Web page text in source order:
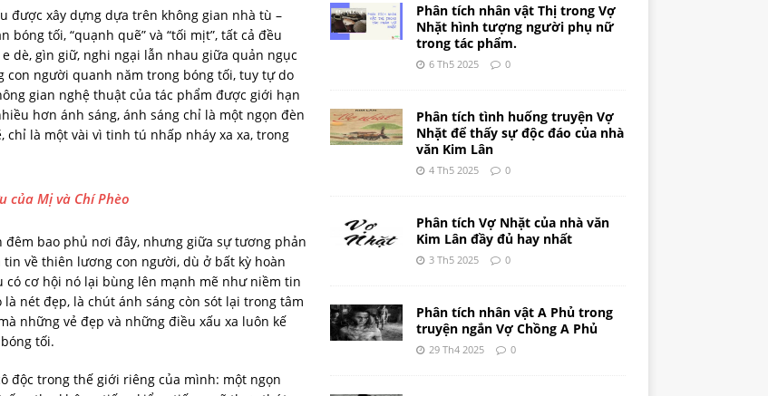
được xây dựng dựa trên không gian nhà tù –
bóng tối, “quạnh quẽ” và “tối mịt”, tất cả đều
dè, gìn giữ, nghi ngại lẫn nhau giữa quản ngục
người quanh năm trong bóng tối, tuy tự do
gian nghệ thuật của tác phẩm được giới hạn
hơn ánh sáng, ánh sáng chỉ là một ngọn đèn
là một vài vì tinh tú nhấp nháy xa xa, trong
của Mị và Chí Phèo
bao phủ nơi đây, nhưng giữa sự tương phản
về thiên lương con người, dù ở bất kỳ hoàn
có cơ hội nó lại bùng lên mạnh mẽ như niềm tin
nét đẹp, là chút ánh sáng còn sót lại trong tâm
những vẻ đẹp và những điều xấu xa luôn kế
tối.
độc trong thế giới riêng của mình: một ngọn
Phân tích nhân vật Thị trong Vợ
Nhặt hình tượng người phụ nữ
trong tác phẩm.
6 Th5 2025 0
Phân tích tình huống truyện Vợ
Nhặt để thấy sự độc đáo của nhà
văn Kim Lân
4 Th5 2025 0
Phân tích Vợ Nhặt của nhà văn
Kim Lân đầy đủ hay nhất
3 Th5 2025 0
Phân tích nhân vật A Phủ trong
truyện ngắn Vợ Chồng A Phủ
29 Th4 2025 0